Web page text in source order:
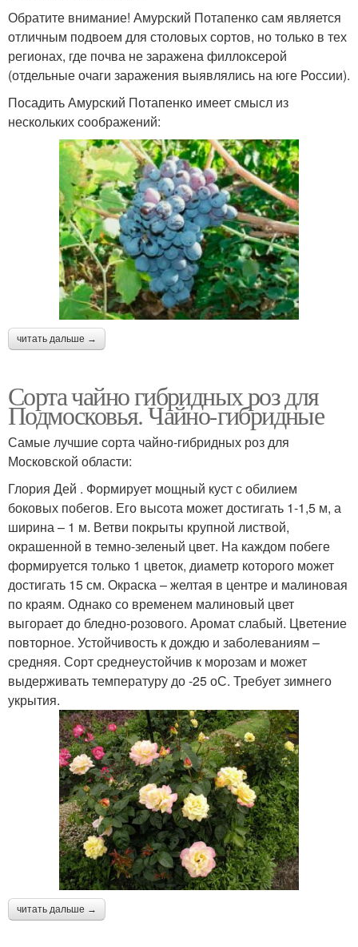
Обратите внимание! Амурский Потапенко сам является
отличным подвоем для столовых сортов, но только в тех
регионах, где почва не заражена филлоксерой
(отдельные очаги заражения выявлялись на юге России).
Посадить Амурский Потапенко имеет смысл из
нескольких соображений:
читать дальше →
Сорта чайно гибридных роз для
Подмосковья. Чайно-гибридные
Самые лучшие сорта чайно-гибридных роз для
Московской области:
Глория Дей . Формирует мощный куст с обилием
боковых побегов. Его высота может достигать 1-1,5 м, а
ширина – 1 м. Ветви покрыты крупной листвой,
окрашенной в темно-зеленый цвет. На каждом побеге
формируется только 1 цветок, диаметр которого может
достигать 15 см. Окраска – желтая в центре и малиновая
по краям. Однако со временем малиновый цвет
выгорает до бледно-розового. Аромат слабый. Цветение
повторное. Устойчивость к дождю и заболеваниям –
средняя. Сорт среднеустойчив к морозам и может
выдерживать температуру до -25 оС. Требует зимнего
укрытия.
читать дальше →